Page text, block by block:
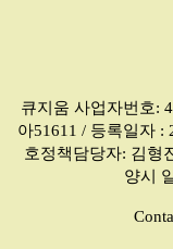
큐지움 사업자번호:
아51611 / 등록일자 :
호정책담당자: 김형
양시